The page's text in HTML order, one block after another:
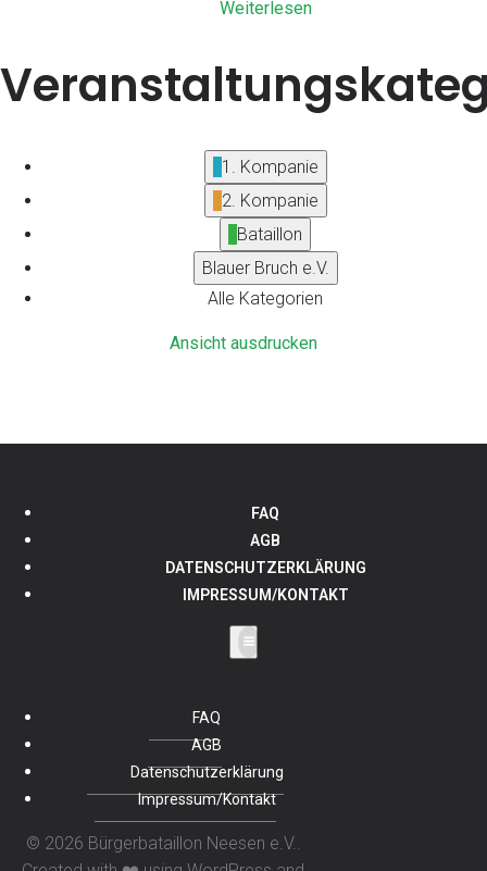
Berg
Weiterlesen
1. Kompanie
2. Kompanie
Bataillon
Blauer Bruch e.V.
Alle Kategorien
Ansicht ausdrucken
FAQ
AGB
DATENSCHUTZERKLÄRUNG
IMPRESSUM/KONTAKT
FAQ
AGB
Datenschutzerklärung
Impressum/Kontakt
© 2026 Bürgerbataillon Neesen e.V..